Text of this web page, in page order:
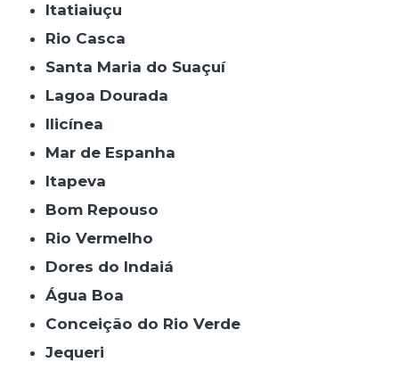
Itatiaiuçu
Rio Casca
Santa Maria do Suaçuí
Lagoa Dourada
Ilicínea
Mar de Espanha
Itapeva
Bom Repouso
Rio Vermelho
Dores do Indaiá
Água Boa
Conceição do Rio Verde
Jequeri